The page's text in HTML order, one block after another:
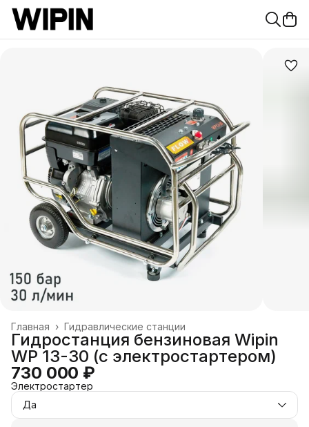
Гидравлические станции
Главная ›
Гидростанция бензиновая Wipin
WP 13-30 (с электростартером)
730 000 ₽
Электростартер
Да